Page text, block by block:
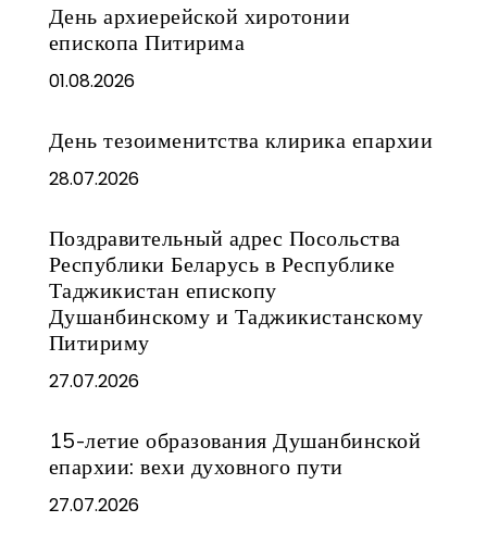
День архиерейской хиротонии
епископа Питирима
01.08.2026
День тезоименитства клирика епархии
28.07.2026
Поздравительный адрес Посольства
Республики Беларусь в Республике
Таджикистан епископу
Душанбинскому и Таджикистанскому
Питириму
27.07.2026
15-летие образования Душанбинской
епархии: вехи духовного пути
27.07.2026